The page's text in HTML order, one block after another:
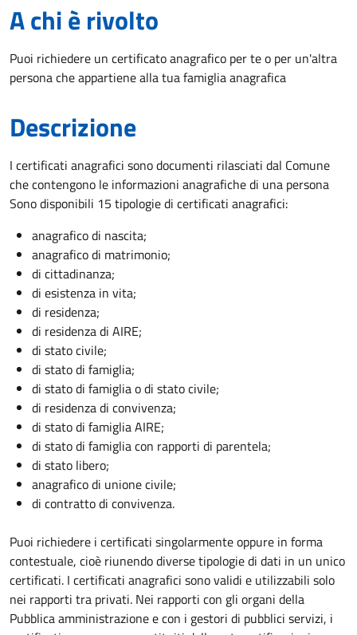
A chi è rivolto
Puoi richiedere un certificato anagrafico per te o per un'altra
persona che appartiene alla tua famiglia anagrafica
Descrizione
I certificati anagrafici sono documenti rilasciati dal Comune
che contengono le informazioni anagrafiche di una persona
Sono disponibili 15 tipologie di certificati anagrafici:
anagrafico di nascita;
anagrafico di matrimonio;
di cittadinanza;
di esistenza in vita;
di residenza;
di residenza di AIRE;
di stato civile;
di stato di famiglia;
di stato di famiglia o di stato civile;
di residenza di convivenza;
di stato di famiglia AIRE;
di stato di famiglia con rapporti di parentela;
di stato libero;
anagrafico di unione civile;
di contratto di convivenza.
Puoi richiedere i certificati singolarmente oppure in forma
contestuale, cioè riunendo diverse tipologie di dati in un unico
certificati. I certificati anagrafici sono validi e utilizzabili solo
nei rapporti tra privati. Nei rapporti con gli organi della
Pubblica amministrazione e con i gestori di pubblici servizi, i